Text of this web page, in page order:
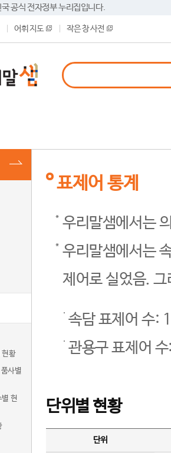
공식 전자정부 누리집입니다.
어휘 지도 작은 창 사전
현황
사별
현
표제어 통계
우리말샘에서는
우리말샘에서는
제어로 실었음.
속담 표제어 수:
관용구 표제어
단위별 현황
단위